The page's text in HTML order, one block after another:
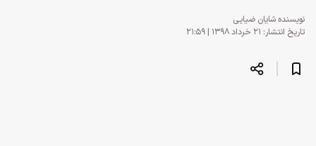
نویسندهشایان ضیایی
تاریخ انتشار: ۲۱ خرداد ۱۳۹۸ | ۲۱:۵۹